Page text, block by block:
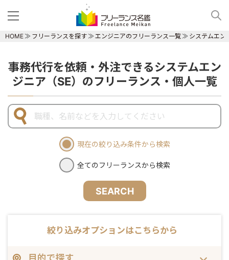
HOME フリーランスを探す エンジニアのフリーランス一覧 システムエン
事務代行を依頼・外注できるシステムエン
ジニア（SE）のフリーランス・個人一覧
現在の絞り込み条件から検索
全てのフリーランスから検索
SEARCH
絞り込みオプションはこちらから
目的で探す